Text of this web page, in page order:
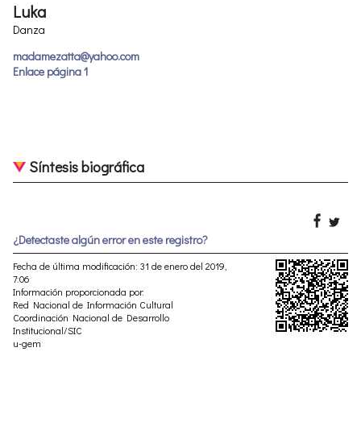
Luka
Danza
madamezatta@yahoo.com
Enlace página 1
Síntesis biográfica
¿Detectaste algún error en este registro?
Fecha de última modificación: 31 de enero del 2019,
7:06
Información proporcionada por:
Red Nacional de Información Cultural
Coordinación Nacional de Desarrollo
Institucional/SIC
u-gem